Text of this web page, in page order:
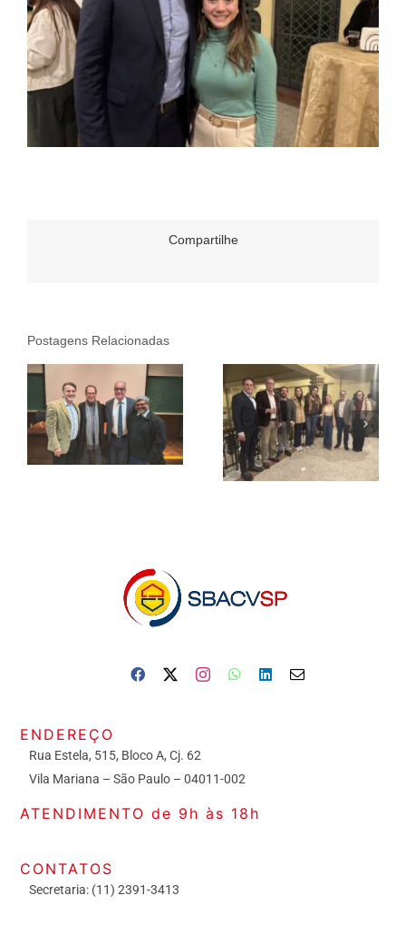
Compartilhe
Postagens Relacionadas
ENDEREÇO
Rua Estela, 515, Bloco A, Cj. 62
Vila Mariana – São Paulo – 04011-002
ATENDIMENTO de 9h às 18h
CONTATOS
Secretaria: (11) 2391-3413